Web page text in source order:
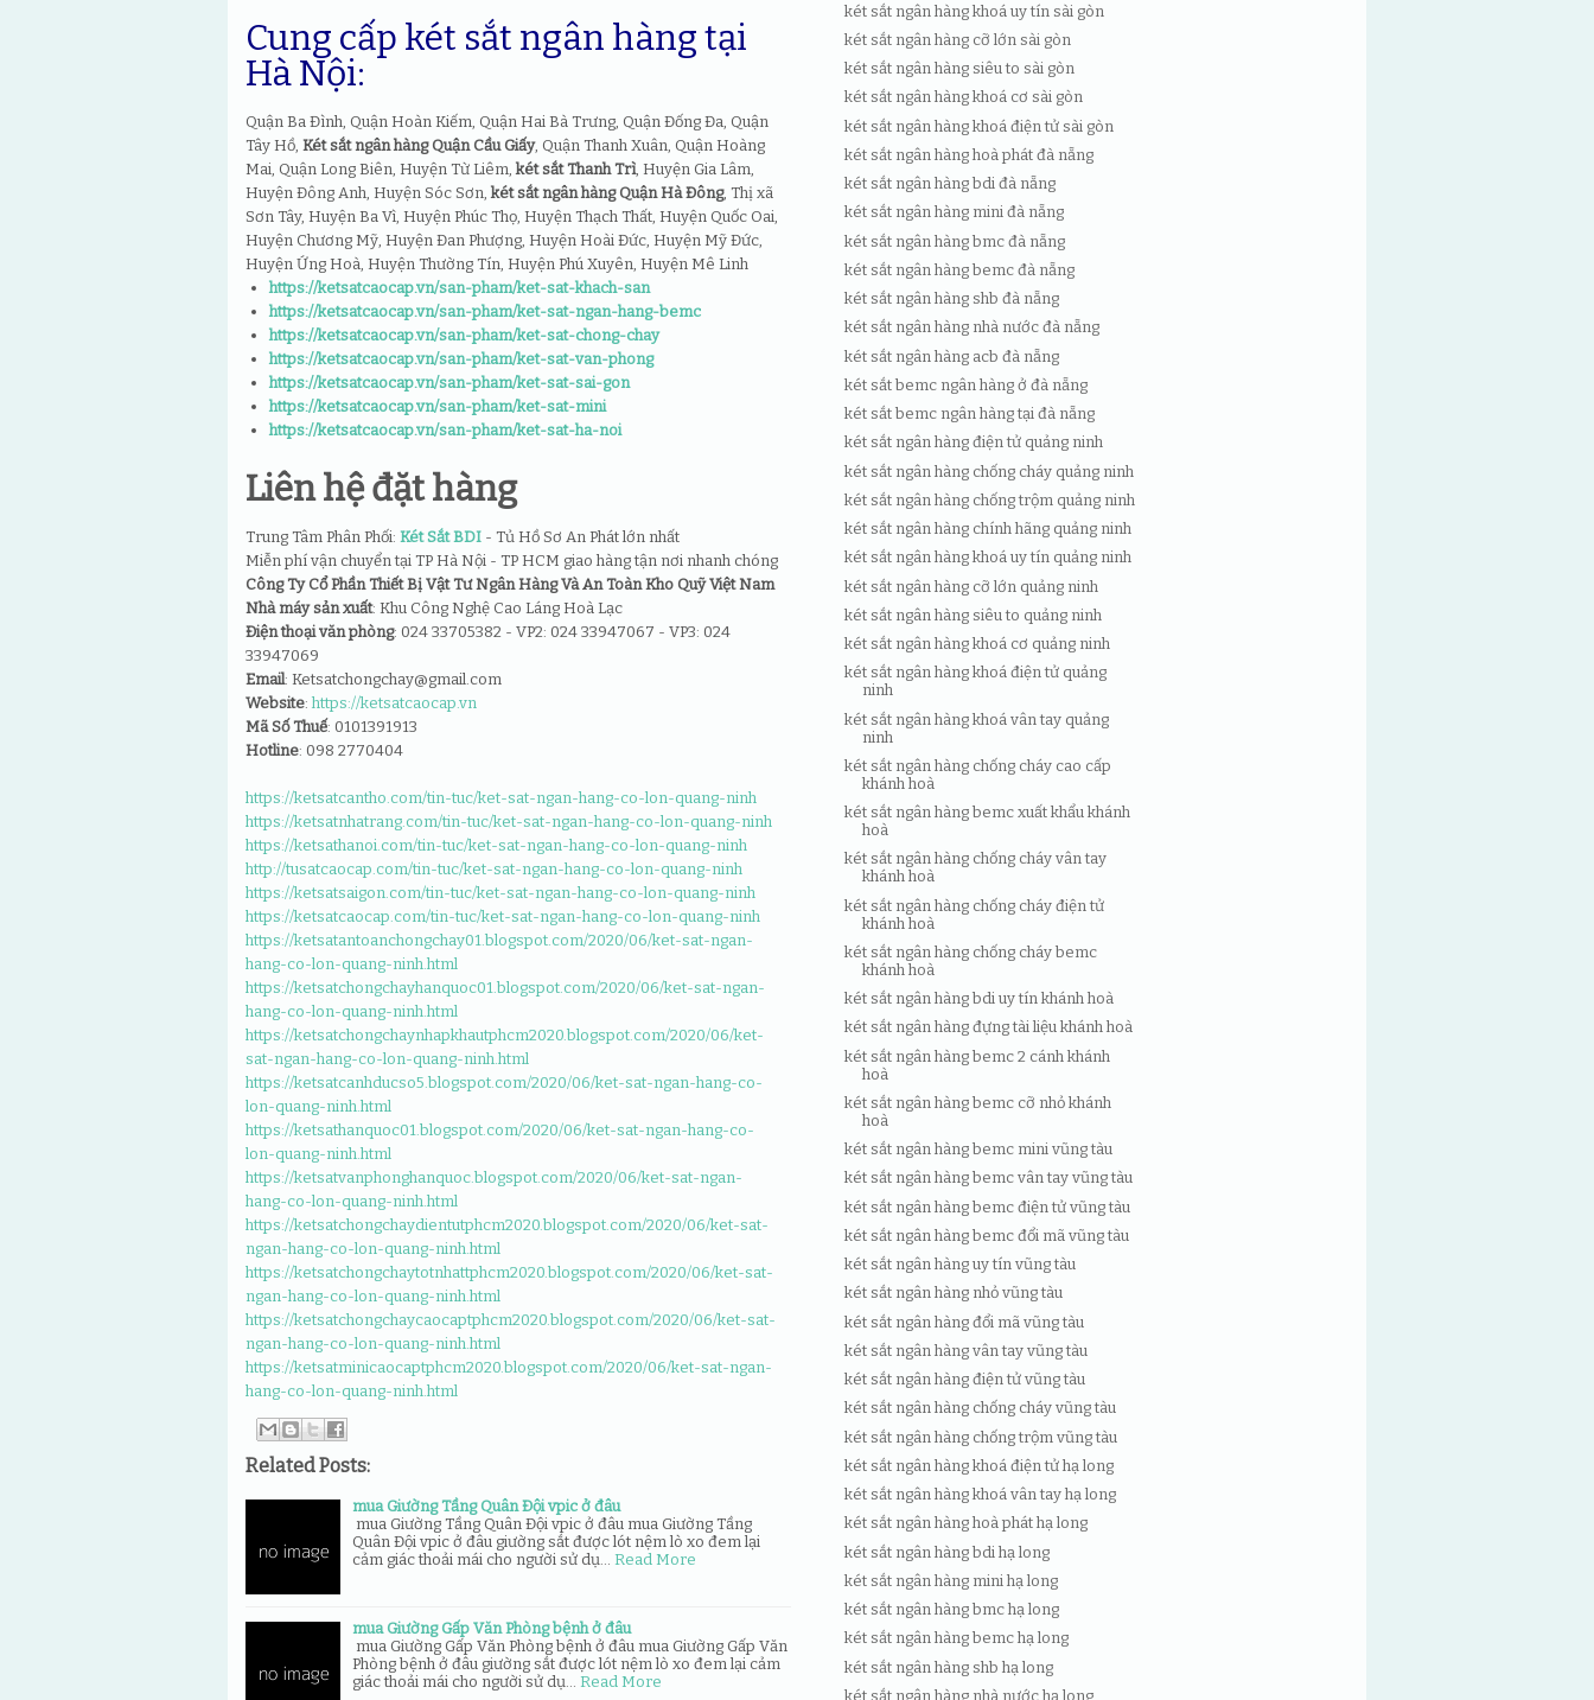
Cung cấp két sắt ngân hàng tại
Hà Nội:
Quận Ba Đình, Quận Hoàn Kiếm, Quận Hai Bà Trưng, Quận Đống Đa, Quận
Tây Hồ, Két sắt ngân hàng Quận Cầu Giấy, Quận Thanh Xuân, Quận Hoàng
Mai, Quận Long Biên, Huyện Từ Liêm, két sắt Thanh Trì , Huyện Gia Lâm,
Huyện Đông Anh, Huyện Sóc Sơn, két sắt ngân hàng Quận Hà Đông, Thị xã
Sơn Tây, Huyện Ba Vì, Huyện Phúc Thọ, Huyện Thạch Thất, Huyện Quốc Oai,
Huyện Chương Mỹ, Huyện Đan Phượng, Huyện Hoài Đức, Huyện Mỹ Đức,
Huyện Ứng Hoà, Huyện Thường Tín, Huyện Phú Xuyên, Huyện Mê Linh
https://ketsatcaocap.vn/san-pham/ket-sat-khach-san
https://ketsatcaocap.vn/san-pham/ket-sat-ngan-hang-bemc
https://ketsatcaocap.vn/san-pham/ket-sat-chong-chay
https://ketsatcaocap.vn/san-pham/ket-sat-van-phong
https://ketsatcaocap.vn/san-pham/ket-sat-sai-gon
https://ketsatcaocap.vn/san-pham/ket-sat-mini
https://ketsatcaocap.vn/san-pham/ket-sat-ha-noi
Liên hệ đặt hàng
Trung Tâm Phân Phối: Két Sắt BDI - Tủ Hồ Sơ An Phát lớn nhất
Miễn phí vận chuyển tại TP Hà Nội - TP HCM giao hàng tận nơi nhanh chóng
Công Ty Cổ Phần Thiết Bị Vật Tư Ngân Hàng Và An Toàn Kho Quỹ Việt Nam
Nhà máy sản xuất: Khu Công Nghệ Cao Láng Hoà Lạc
Điện thoại văn phòng: 024 33705382 - VP2: 024 33947067 - VP3: 024
33947069
Email: Ketsatchongchay@gmail.com
Website: https://ketsatcaocap.vn
Mã Số Thuế: 0101391913
Hotline: 098 2770404
https://ketsatcantho.com/tin-tuc/ket-sat-ngan-hang-co-lon-quang-ninh
https://ketsatnhatrang.com/tin-tuc/ket-sat-ngan-hang-co-lon-quang-ninh
https://ketsathanoi.com/tin-tuc/ket-sat-ngan-hang-co-lon-quang-ninh
http://tusatcaocap.com/tin-tuc/ket-sat-ngan-hang-co-lon-quang-ninh
https://ketsatsaigon.com/tin-tuc/ket-sat-ngan-hang-co-lon-quang-ninh
https://ketsatcaocap.com/tin-tuc/ket-sat-ngan-hang-co-lon-quang-ninh
https://ketsatantoanchongchay01.blogspot.com/2020/06/ket-sat-ngan-
hang-co-lon-quang-ninh.html
https://ketsatchongchayhanquoc01.blogspot.com/2020/06/ket-sat-ngan-
hang-co-lon-quang-ninh.html
https://ketsatchongchaynhapkhautphcm2020.blogspot.com/2020/06/ket-
sat-ngan-hang-co-lon-quang-ninh.html
https://ketsatcanhducso5.blogspot.com/2020/06/ket-sat-ngan-hang-co-
lon-quang-ninh.html
https://ketsathanquoc01.blogspot.com/2020/06/ket-sat-ngan-hang-co-
lon-quang-ninh.html
https://ketsatvanphonghanquoc.blogspot.com/2020/06/ket-sat-ngan-
hang-co-lon-quang-ninh.html
https://ketsatchongchaydientutphcm2020.blogspot.com/2020/06/ket-sat-
ngan-hang-co-lon-quang-ninh.html
https://ketsatchongchaytotnhattphcm2020.blogspot.com/2020/06/ket-sat-
ngan-hang-co-lon-quang-ninh.html
https://ketsatchongchaycaocaptphcm2020.blogspot.com/2020/06/ket-sat-
ngan-hang-co-lon-quang-ninh.html
https://ketsatminicaocaptphcm2020.blogspot.com/2020/06/ket-sat-ngan-
hang-co-lon-quang-ninh.html
Related Posts:
mua Giường Tầng Quân Đội vpic ở đâu
mua Giường Tầng Quân Đội vpic ở đâu mua Giường Tầng
Quân Đội vpic ở đâu giường sắt được lót nệm lò xo đem lại
cảm giác thoải mái cho người sử dụ…
Read More
mua Giường Gấp Văn Phòng bệnh ở đâu
mua Giường Gấp Văn Phòng bệnh ở đâu mua Giường Gấp Văn
Phòng bệnh ở đâu giường sắt được lót nệm lò xo đem lại cảm
giác thoải mái cho người sử dụ…
Read More
két sắt ngân hàng khoá uy tín sài gòn
két sắt ngân hàng cỡ lớn sài gòn
két sắt ngân hàng siêu to sài gòn
két sắt ngân hàng khoá cơ sài gòn
két sắt ngân hàng khoá điện tử sài gòn
két sắt ngân hàng hoà phát đà nẵng
két sắt ngân hàng bdi đà nẵng
két sắt ngân hàng mini đà nẵng
két sắt ngân hàng bmc đà nẵng
két sắt ngân hàng bemc đà nẵng
két sắt ngân hàng shb đà nẵng
két sắt ngân hàng nhà nước đà nẵng
két sắt ngân hàng acb đà nẵng
két sắt bemc ngân hàng ở đà nẵng
két sắt bemc ngân hàng tại đà nẵng
két sắt ngân hàng điện tử quảng ninh
két sắt ngân hàng chống cháy quảng ninh
két sắt ngân hàng chống trộm quảng ninh
két sắt ngân hàng chính hãng quảng ninh
két sắt ngân hàng khoá uy tín quảng ninh
két sắt ngân hàng cỡ lớn quảng ninh
két sắt ngân hàng siêu to quảng ninh
két sắt ngân hàng khoá cơ quảng ninh
két sắt ngân hàng khoá điện tử quảng
ninh
két sắt ngân hàng khoá vân tay quảng
ninh
két sắt ngân hàng chống cháy cao cấp
khánh hoà
két sắt ngân hàng bemc xuất khẩu khánh
hoà
két sắt ngân hàng chống cháy vân tay
khánh hoà
két sắt ngân hàng chống cháy điện tử
khánh hoà
két sắt ngân hàng chống cháy bemc
khánh hoà
két sắt ngân hàng bdi uy tín khánh hoà
két sắt ngân hàng đựng tài liệu khánh hoà
két sắt ngân hàng bemc 2 cánh khánh
hoà
két sắt ngân hàng bemc cỡ nhỏ khánh
hoà
két sắt ngân hàng bemc mini vũng tàu
két sắt ngân hàng bemc vân tay vũng tàu
két sắt ngân hàng bemc điện tử vũng tàu
két sắt ngân hàng bemc đổi mã vũng tàu
két sắt ngân hàng uy tín vũng tàu
két sắt ngân hàng nhỏ vũng tàu
két sắt ngân hàng đổi mã vũng tàu
két sắt ngân hàng vân tay vũng tàu
két sắt ngân hàng điện tử vũng tàu
két sắt ngân hàng chống cháy vũng tàu
két sắt ngân hàng chống trộm vũng tàu
két sắt ngân hàng khoá điện tử hạ long
két sắt ngân hàng khoá vân tay hạ long
két sắt ngân hàng hoà phát hạ long
két sắt ngân hàng bdi hạ long
két sắt ngân hàng mini hạ long
két sắt ngân hàng bmc hạ long
két sắt ngân hàng bemc hạ long
két sắt ngân hàng shb hạ long
két sắt ngân hàng nhà nước hạ long